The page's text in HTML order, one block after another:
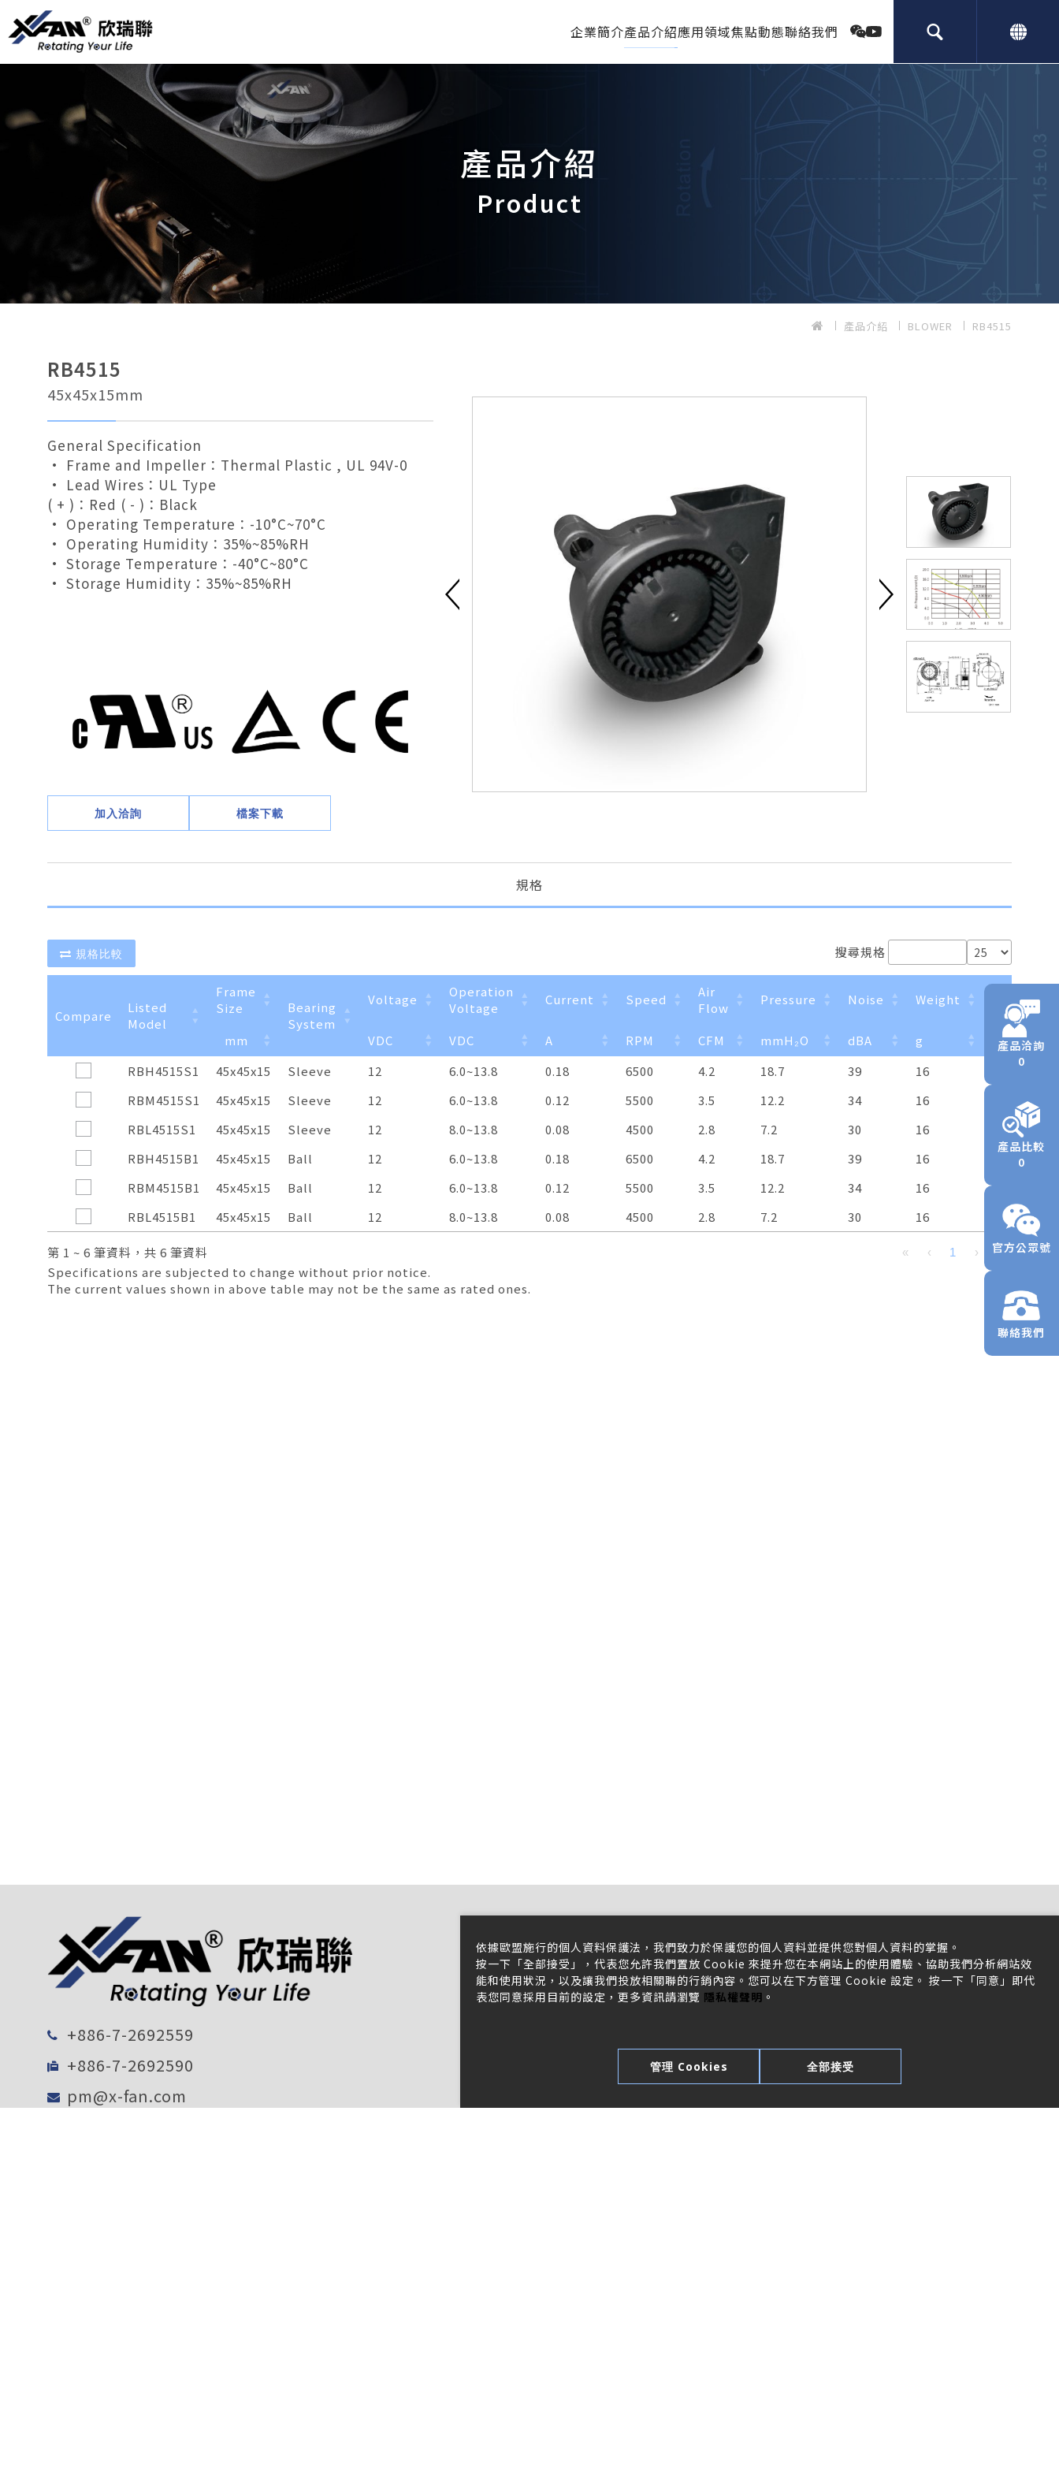
企業簡介產品介紹應用領域焦點動態聯絡我們
產品洽詢
0
產品比較
0
官方公眾號
聯絡我們
產品介紹
Product
產品介紹 BLOWER RB4515
RB4515
45x45x15mm
General Specification
• Frame and Impeller：Thermal Plastic , UL 94V-0
• Lead Wires：UL Type
( + )：Red ( - )：Black
• Operating Temperature：-10°C~70°C
• Operating Humidity：35%~85%RH
• Storage Temperature：-40°C~80°C
• Storage Humidity：35%~85%RH
加入洽詢 檔案下載
規格
規格比較 搜尋規格
Compare
Listed
Model
Frame
Size
Bearing
System
Voltage
Operation
Voltage
Current Speed
Air
Flow
Pressure Noise Weight
（
mm
VDC VDC A RPM CFM mmH₂O dBA g FG
RD
Compare
Listed
Model
Frame
Size
Bearing
System
Voltage
Operation
Voltage
Current Speed
Air
Flow
Pressure Noise Weight
Available
mm VDC VDC A RPM CFM mmH₂O dBA g
RBH4515S1 45x45x15 Sleeve 12 6.0~13.8 0.18 6500 4.2 18.7 39 16
RBM4515S1
45x45x15 Sleeve 12 6.0~13.8 0.12 5500 3.5 12.2 34 16
RBL4515S1
45x45x15 Sleeve 12 8.0~13.8 0.08 4500 2.8 7.2 30 16
RBH4515B1
45x45x15 Ball 12 6.0~13.8 0.18 6500 4.2 18.7 39 16
RBM4515B1
45x45x15 Ball 12 6.0~13.8 0.12 5500 3.5 12.2 34 16
RBL4515B1
45x45x15 Ball 12 8.0~13.8 0.08 4500 2.8 7.2 30 16
第 1 ~ 6 筆資料，共 6 筆資料 « ‹ 1 › »
Specifications are subjected to change without prior notice.
The current values shown in above table may not be the same as rated ones.
+886-7-2692559
+886-7-2692590
pm@x-fan.com
依據歐盟施行的個人資料保護法，我們致力於保護您的個人資料並提供您對個人資料的掌握。
按一下「全部接受」，代表您允許我們置放 Cookie 來提升您在本網站上的使用體驗、協助我們分析網站效
能和使用狀況，以及讓我們投放相關聯的行銷內容。您可以在下方管理 Cookie 設定。 按一下「同意」即代
表您同意採用目前的設定，更多資訊請瀏覽 隱私權聲明 。
管理 Cookies 全部接受
僅必需的Cookies